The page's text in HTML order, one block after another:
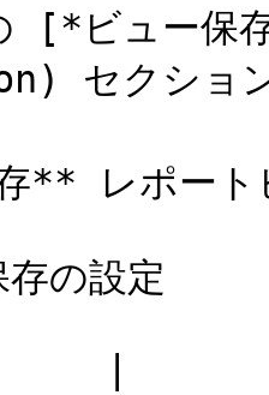
[*ビュー
セクション
レポート
の設定